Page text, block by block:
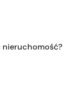
nieruchomość?